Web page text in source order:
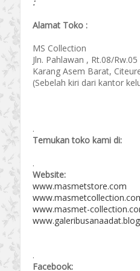
Alamat Toko :
MS Collection
Jln. Pahlawan , Rt.08/Rw.05
Karang Asem Barat,
(Sebelah kiri dari kantor
.
Temukan toko kami di:
.
Website:
www.masmetstore.com
www.masmet-
.
Facebook: